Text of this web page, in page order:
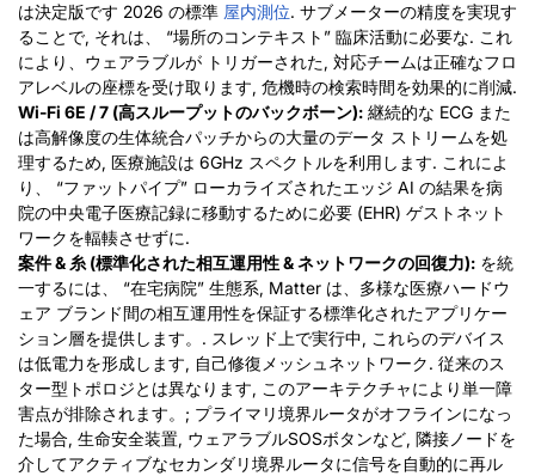
は決定版です 2026 の標準 屋内測位. サブメーターの精度を実現す
ることで, それは、 “場所のコンテキスト” 臨床活動に必要な. これ
により、ウェアラブルが トリガーされた, 対応チームは正確なフロ
アレベルの座標を受け取ります, 危機時の検索時間を効果的に削減.
Wi-Fi 6E / 7 (高スループットのバックボーン): 継続的な ECG また
は高解像度の生体統合パッチからの大量のデータ ストリームを処
理するため, 医療施設は 6GHz スペクトルを利用します. これによ
り、 “ファットパイプ” ローカライズされたエッジ AI の結果を病
院の中央電子医療記録に移動するために必要 (EHR) ゲストネット
ワークを輻輳させずに.
案件 & 糸 (標準化された相互運用性 & ネットワークの回復力): を統
一するには、 “在宅病院” 生態系, Matter は、多様な医療ハードウ
ェア ブランド間の相互運用性を保証する標準化されたアプリケー
ション層を提供します。. スレッド上で実行中, これらのデバイス
は低電力を形成します, 自己修復メッシュネットワーク. 従来のス
ター型トポロジとは異なります, このアーキテクチャにより単一障
害点が排除されます。; プライマリ境界ルータがオフラインになっ
た場合, 生命安全装置, ウェアラブルSOSボタンなど, 隣接ノードを
介してアクティブなセカンダリ境界ルータに信号を自動的に再ル